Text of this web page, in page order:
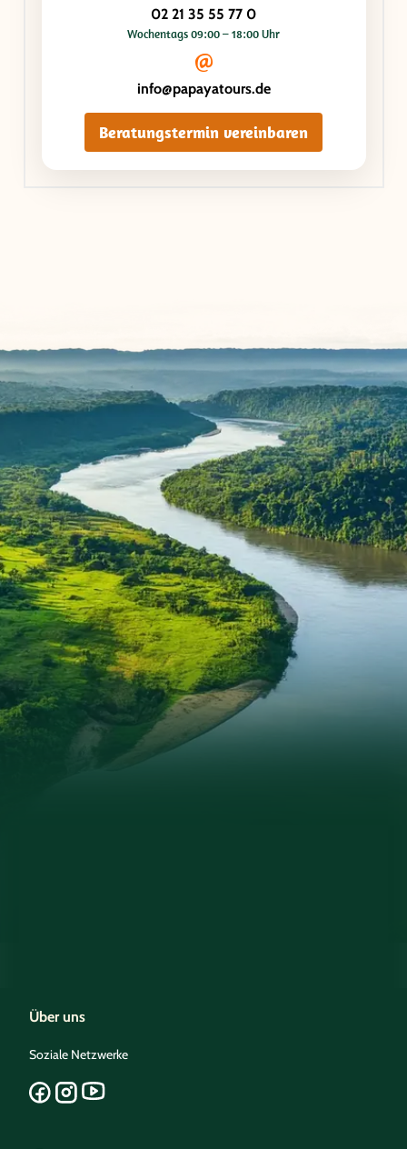
02 21 35 55 77 0
Wochentags 09:00 – 18:00 Uhr
info@papayatours.de
Beratungstermin vereinbaren
Über uns
Soziale Netzwerke